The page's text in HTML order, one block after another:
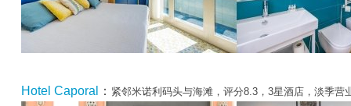
Hotel Caporal ： 紧邻米诺利码头与海滩，评分8.3，3星酒店，淡季营